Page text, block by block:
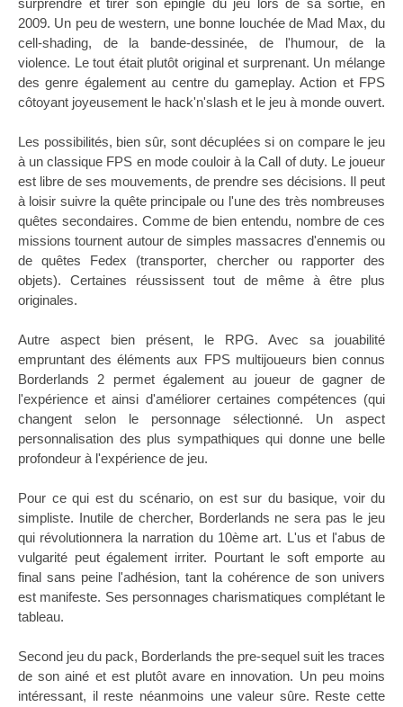
surprendre et tirer son épingle du jeu lors de sa sortie, en
2009. Un peu de western, une bonne louchée de Mad Max, du
cell-shading, de la bande-dessinée, de l'humour, de la
violence. Le tout était plutôt original et surprenant. Un mélange
des genre également au centre du gameplay. Action et FPS
côtoyant joyeusement le hack'n'slash et le jeu à monde ouvert.
Les possibilités, bien sûr, sont décuplées si on compare le jeu
à un classique FPS en mode couloir à la Call of duty. Le joueur
est libre de ses mouvements, de prendre ses décisions. Il peut
à loisir suivre la quête principale ou l'une des très nombreuses
quêtes secondaires. Comme de bien entendu, nombre de ces
missions tournent autour de simples massacres d'ennemis ou
de quêtes Fedex (transporter, chercher ou rapporter des
objets). Certaines réussissent tout de même à être plus
originales.
Autre aspect bien présent, le RPG. Avec sa jouabilité
empruntant des éléments aux FPS multijoueurs bien connus
Borderlands 2 permet également au joueur de gagner de
l'expérience et ainsi d'améliorer certaines compétences (qui
changent selon le personnage sélectionné. Un aspect
personnalisation des plus sympathiques qui donne une belle
profondeur à l'expérience de jeu.
Pour ce qui est du scénario, on est sur du basique, voir du
simpliste. Inutile de chercher, Borderlands ne sera pas le jeu
qui révolutionnera la narration du 10ème art. L'us et l'abus de
vulgarité peut également irriter. Pourtant le soft emporte au
final sans peine l'adhésion, tant la cohérence de son univers
est manifeste. Ses personnages charismatiques complétant le
tableau.
Second jeu du pack, Borderlands the pre-sequel suit les traces
de son ainé et est plutôt avare en innovation. Un peu moins
intéressant, il reste néanmoins une valeur sûre. Reste cette